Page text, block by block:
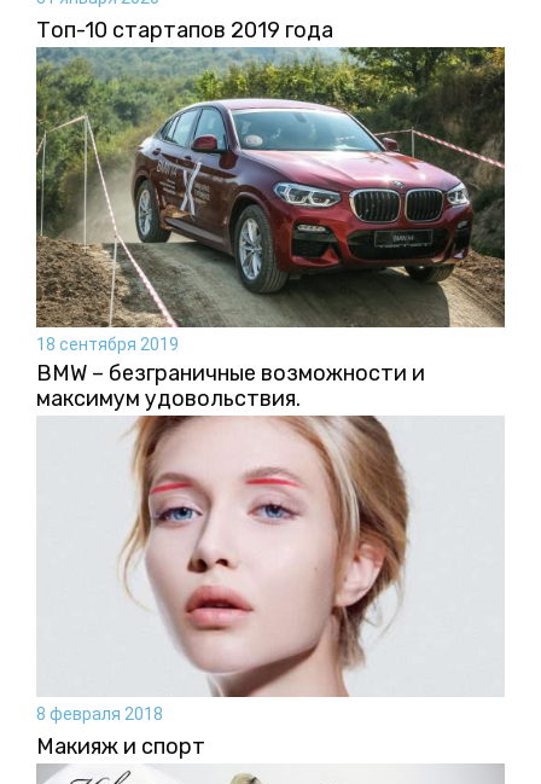
Топ-10 стартапов 2019 года
18 сентября 2019
BMW – безграничные возможности и
максимум удовольствия.
8 февраля 2018
Макияж и спорт